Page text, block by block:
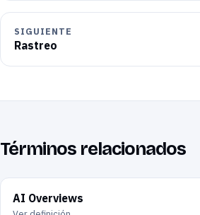
SIGUIENTE
Rastreo
Términos relacionados
AI Overviews